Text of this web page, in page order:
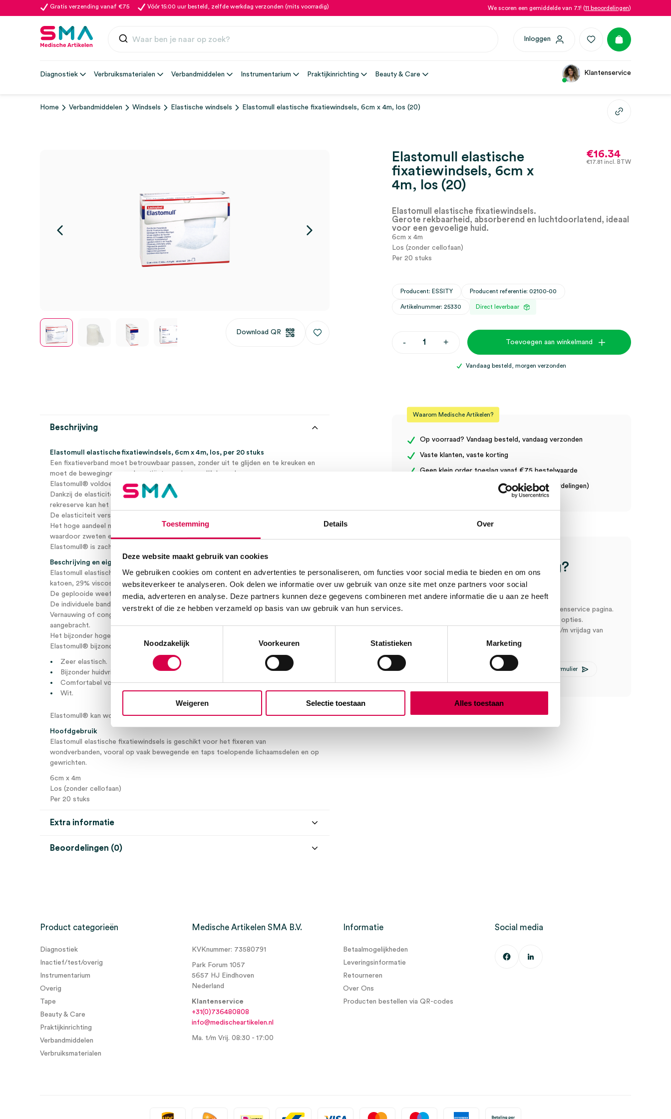
Toestemming Details Over
Deze website maakt gebruik van cookies
We gebruiken cookies om content en advertenties te personaliseren, om functies voor social media te bieden en om ons
websiteverkeer te analyseren. Ook delen we informatie over uw gebruik van onze site met onze partners voor social
media, adverteren en analyse. Deze partners kunnen deze gegevens combineren met andere informatie die u aan ze heeft
verstrekt of die ze hebben verzameld op basis van uw gebruik van hun services.
Noodzakelijk
Voorkeuren Statistieken Marketing
Weigeren Selectie toestaan Alles toestaan
Gratis verzending vanaf €75 Vóór 15:00 uur besteld, zelfde werkdag verzonden (mits voorradig) We scoren een gemiddelde van 7.1! (11 beoordelingen)
Inloggen
Diagnostiek Verbruiksmaterialen Verbandmiddelen Instrumentarium Praktijkinrichting Beauty & Care Klantenservice
Home Verbandmiddelen Windsels Elastische windsels Elastomull elastische fixatiewindsels, 6cm x 4m, los (20)
Download QR
Elastomull elastische
fixatiewindsels, 6cm x
4m, los (20)
€16.34
€17.81 incl. BTW
Elastomull elastische fixatiewindsels.
Gerote rekbaarheid, absorberend en luchtdoorlatend, ideaal
voor een gevoelige huid.
6cm x 4m
Los (zonder cellofaan)
Per 20 stuks
Producent: ESSITY Producent referentie: 02100-00
Artikelnummer: 25330 Direct leverbaar
-Elastomull
aantal
+ Toevoegen aan winkelmand
Vandaag besteld, morgen verzonden
Beschrijving
Elastomull elastische fixatiewindsels, 6cm x 4m, los, per 20 stuks
Een fixatieverband moet betrouwbaar passen, zonder uit te glijden en te kreuken en
moet de bewegingen van de patiënt zo min mogelijk beperken.
Elastomull® voldoet aan deze vereisten.
Dankzij de elasticiteit van het weefsel met zijn hoge herstellende kracht en grote
rekreserve kan het verband snel en materiaalbesparend worden aangebracht.
De elasticiteit verslechtert niet, zelfs niet na langdurig gebruik.
Het hoge aandeel natuurlijke vezels zorgt voor een goede opname van vocht,
waardoor zweten en jeuk op de huid grotendeels worden voorkomen.
Elastomull® is zacht en zacht voor de huid.
Beschrijving en eigenschappen
Elastomull elastische fixatiewindsels is een zeer elastisch fixatieverband van 42%
katoen, 29% viscose en 29% polyamide.
De geplooide weefstructuur helpt om uitglijden te voorkomen.
De individuele bandages hoeven slechts ongeveer een derde te overlappen.
Vernauwing of congestie treedt niet op wanneer het verband correct wordt
aangebracht.
Het bijzonder hoge katoengehalte en de lichte, luchtige weefstructuur maken
Elastomull® bijzonder aangenaam om te dragen.
Zeer elastisch.
Bijzonder huidvriendelijk.
Comfortabel voor de patiënt.
Wit.
Elastomull® kan worden gesteriliseerd in autoclaven.
Hoofdgebruik
Elastomull elastische fixatiewindsels is geschikt voor het fixeren van
wondverbanden, vooral op vaak bewegende en taps toelopende lichaamsdelen en op
gewrichten.
6cm x 4m
Los (zonder cellofaan)
Per 20 stuks
Extra informatie
Beoordelingen (0)
beoordelen
Je moetingelogd zijn om een beoordeling te plaatsen.
Waarom Medische Artikelen?
Op voorraad? Vandaag besteld, vandaag verzonden
Vaste klanten, vaste korting
Geen klein order toeslag vanaf €75 bestelwaarde
We scoren een gemiddelde van 7.1! (11 beoordelingen)
Heb je een vraag?
Anca helpt je!
Vind je antwoord snel en makkelijk op onze klantenservice pagina.
Of contacteer ons via een van de onderstaande opties.
Onze klantenservice is bereikbaar van maandag t/m vrijdag van
08:30 tot 17:00
E-mail Anca Contactformulier
Product categorieën
Diagnostiek
Inactief/test/overig
Instrumentarium
Overig
Tape
Beauty & Care
Praktijkinrichting
Verbandmiddelen
Verbruiksmaterialen
Medische Artikelen SMA B.V.
KVKnummer: 73580791
Park Forum 1057
5657 HJ Eindhoven
Nederland
Klantenservice
+31(0)736480808
info@medischeartikelen.nl
Ma. t/m Vrij. 08:30 - 17:00
Informatie
Betaalmogelijkheden
Leveringsinformatie
Retourneren
Over Ons
Producten bestellen via QR-codes
Social media